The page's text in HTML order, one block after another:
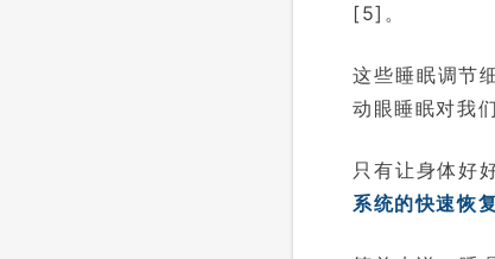
[5]。
这些睡眠调节
动眼睡眠对我
只有让身体好
系统的快速恢